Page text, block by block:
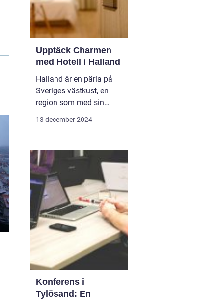
Upptäck Charmen
med Hotell i Halland
Halland är en pärla på
Sveriges västkust, en
region som med sin
unika kustlinje,
såväl naturälskare som
kulturintresserade
besökare. I denna del
av...
13 december 2024
Konferens i
Tylösand: En